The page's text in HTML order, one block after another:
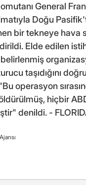
General
Doğu
bir tekneye hava
Elde edilen
taşıdığını
operasyon
hiçbir
denildi. -